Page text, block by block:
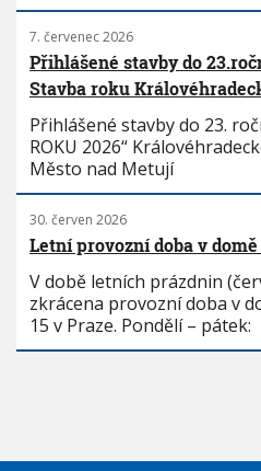
7. červenec 2026
Přihlášené stavby do
Stavba roku
Přihlášené stavby do 23.
ROKU 2026“
Město nad Metují
30. červen 2026
Letní provozní doba v
V době letních prázdnin
zkrácena provozní doba v
15 v Praze. Pondělí –